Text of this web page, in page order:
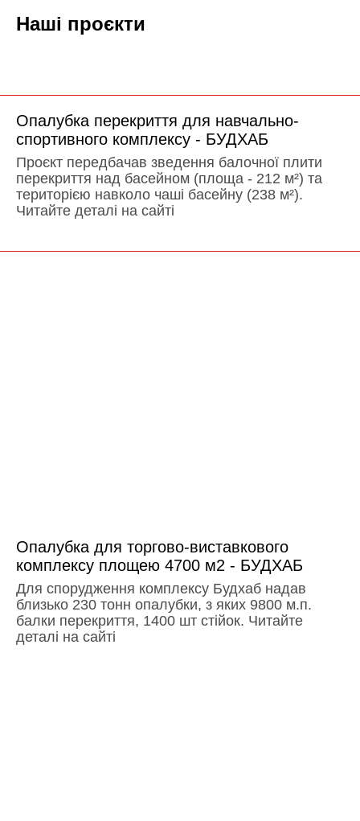
Наші проєкти
Опалубка перекриття для навчально-
спортивного комплексу - БУДХАБ
Проєкт передбачав зведення балочної плити
перекриття над басейном (площа - 212 м²) та
територією навколо чаші басейну (238 м²).
Читайте деталі на сайті
Опалубка для торгово-виставкового
комплексу площею 4700 м2 - БУДХАБ
Для спорудження комплексу Будхаб надав
близько 230 тонн опалубки, з яких 9800 м.п.
балки перекриття, 1400 шт стійок. Читайте
деталі на сайті